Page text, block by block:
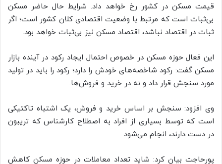
قیمت مسکن در کشور رخ خواهد داد. شرایط حال حاضر مسکن
بی‌ثبات است که مرتبط با وضعیت اقتصادی کلان کشور است؛ اگر
ثبات در اقتصاد نباشد، اقتصاد مسکن نیز بی‌ثبات خواهد بود.
این فعال حوزه مسکن در خصوص احتمال ایجاد رکود در آینده بازار
مسکن گفت: رکود شاخصه‌های خودش را دارد؛ رکود را باید در تولید
مورد سنجش قرار داد و نه در خرید و فروش‌ها.
وی افزود: سنجش بر اساس خرید و فروش، یک اشتباه تاکتیکی
است که توسط بسیاری از افراد به اصطلاح کارشناس که تریبون
در دست دارند، انجام می‌شود.
پورحاجت بیان کرد: شاید تعداد معاملات در حوزه مسکن کاهش